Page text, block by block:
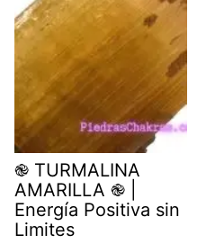
֎ TURMALINA
AMARILLA ֎ |
Energía Positiva sin
Limites